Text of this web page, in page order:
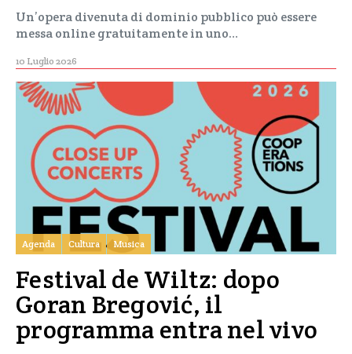
Un’opera divenuta di dominio pubblico può essere
messa online gratuitamente in uno…
10 Luglio 2026
Agenda Cultura Musica
Festival de Wiltz: dopo
Goran Bregović, il
programma entra nel vivo